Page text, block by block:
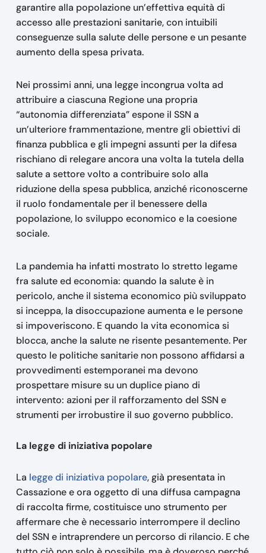
garantire alla popolazione un’effettiva equità di
accesso alle prestazioni sanitarie, con intuibili
conseguenze sulla salute delle persone e un pesante
aumento della spesa privata.
Nei prossimi anni, una legge incongrua volta ad
attribuire a ciascuna Regione una propria
“autonomia differenziata” espone il SSN a
un’ulteriore frammentazione, mentre gli obiettivi di
finanza pubblica e gli impegni assunti per la difesa
rischiano di relegare ancora una volta la tutela della
salute a settore volto a contribuire solo alla
riduzione della spesa pubblica, anziché riconoscerne
il ruolo fondamentale per il benessere della
popolazione, lo sviluppo economico e la coesione
sociale.
La pandemia ha infatti mostrato lo stretto legame
fra salute ed economia: quando la salute è in
pericolo, anche il sistema economico più sviluppato
si inceppa, la disoccupazione aumenta e le persone
si impoveriscono. E quando la vita economica si
blocca, anche la salute ne risente pesantemente. Per
questo le politiche sanitarie non possono affidarsi a
provvedimenti estemporanei ma devono
prospettare misure su un duplice piano di
intervento: azioni per il rafforzamento del SSN e
strumenti per irrobustire il suo governo pubblico.
La legge di iniziativa popolare
La legge di iniziativa popolare, già presentata in
Cassazione e ora oggetto di una diffusa campagna
di raccolta firme, costituisce uno strumento per
affermare che è necessario interrompere il declino
del SSN e intraprendere un percorso di rilancio. E che